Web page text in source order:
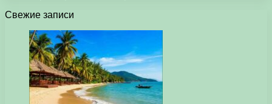
Свежие записи